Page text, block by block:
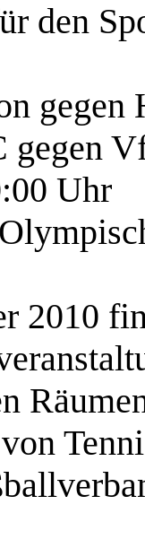
den
gegen
Uhr
2010